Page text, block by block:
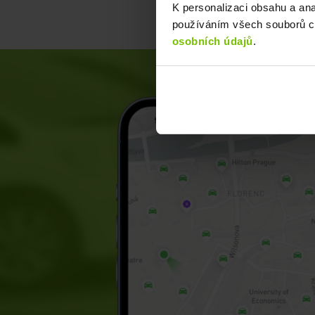
K personalizaci obsahu a
používáním všech souborů
osobních údajů.